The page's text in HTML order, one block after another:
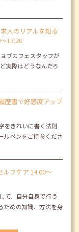
人のリアルを知る
13:20
ブカフェスタッフが
実際はどうなんだろ
歴書で好感度アップ
をきれいに書く法則
ルペンをご持参くださ
ルフケア 14:00～
て、自分自身で行う
ための知識、方法を身